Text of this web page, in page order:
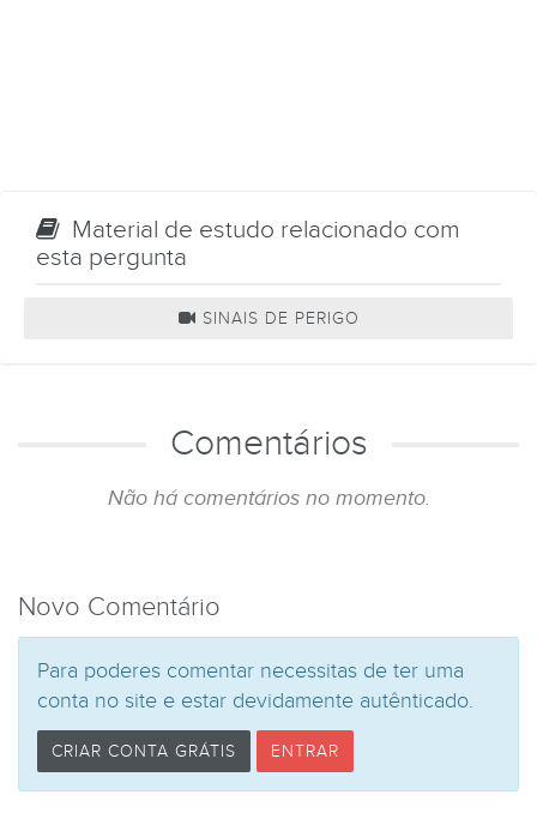
Material de estudo relacionado com
esta pergunta
SINAIS DE PERIGO
Comentários
Não há comentários no momento.
Novo Comentário
Para poderes comentar necessitas de ter uma
conta no site e estar devidamente autênticado.
CRIAR CONTA GRÁTIS ENTRAR